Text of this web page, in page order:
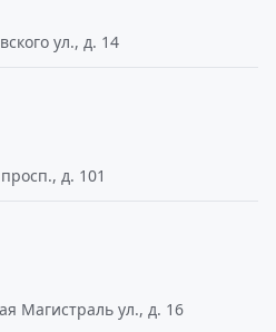
ул., д. 14
д. 101
Магистраль ул., д. 16